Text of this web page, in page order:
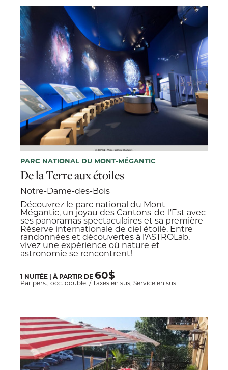
PARC NATIONAL DU MONT-MÉGANTIC
De la Terre aux étoiles
Notre-Dame-des-Bois
​​Découvrez le parc national du Mont-
Mégantic, un joyau des Cantons-de-l'Est avec
ses panoramas spectaculaires et sa première
Réserve internationale de ciel étoilé. Entre
randonnées et découvertes à l’ASTROLab,
vivez une expérience où nature et
astronomie se rencontrent!
1 NUITÉE | À PARTIR DE60$
Par pers., occ. double. / Taxes en sus, Service en sus